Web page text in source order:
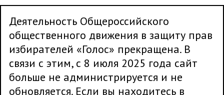
Деятельность Общероссийского
общественного движения в защиту прав
избирателей «Голос» прекращена. В
связи с этим, с 8 июля 2025 года сайт
больше не администрируется и не
обновляется. Если вы находитесь в